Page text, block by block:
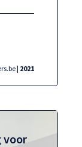
| 2021
voor